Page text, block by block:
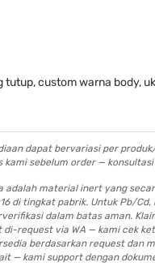
custom warna body,
dapat bervariasi per
kami sebelum order —
material inert yang
di tingkat pabrik. Untuk Pb/
dalam batas aman.
request via WA — kami cek
berdasarkan request dan
— kami support dengan